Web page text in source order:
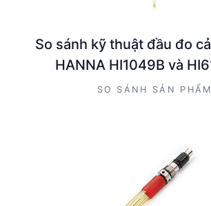
So sánh kỹ thuật đầu đo
HANNA HI1049B và
SO SÁNH SẢN PHẨM